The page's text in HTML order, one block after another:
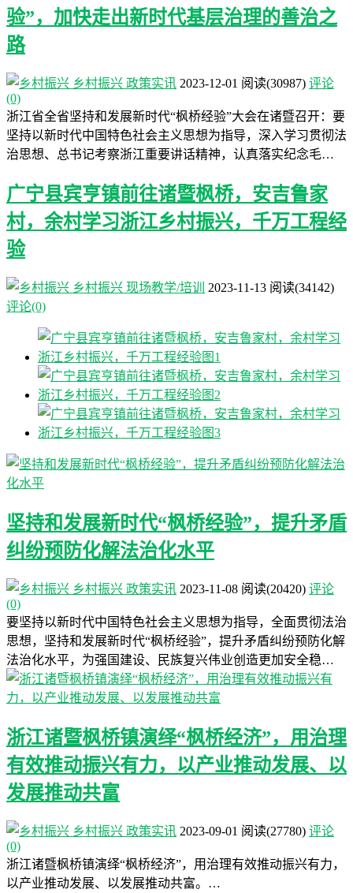
验”，加快走出新时代基层治理的善治之
路
乡村振兴 政策实讯 2023-12-01 阅读(30987) 评论
(0)
浙江省全省坚持和发展新时代“枫桥经验”大会在诸暨召开：要
坚持以新时代中国特色社会主义思想为指导，深入学习贯彻法
治思想、总书记考察浙江重要讲话精神，认真落实纪念毛…
广宁县宾亨镇前往诸暨枫桥，安吉鲁家
村，余村学习浙江乡村振兴，千万工程经
验
乡村振兴 现场教学/培训 2023-11-13 阅读(34142)
评论(0)
坚持和发展新时代“枫桥经验”，提升矛盾
纠纷预防化解法治化水平
乡村振兴 政策实讯 2023-11-08 阅读(20420) 评论
(0)
要坚持以新时代中国特色社会主义思想为指导，全面贯彻法治
思想，坚持和发展新时代“枫桥经验”，提升矛盾纠纷预防化解
法治化水平，为强国建设、民族复兴伟业创造更加安全稳…
浙江诸暨枫桥镇演绎“枫桥经济”，用治理
有效推动振兴有力，以产业推动发展、以
发展推动共富
乡村振兴 政策实讯 2023-09-01 阅读(27780) 评论
(0)
浙江诸暨枫桥镇演绎“枫桥经济”，用治理有效推动振兴有力，
以产业推动发展、以发展推动共富。…